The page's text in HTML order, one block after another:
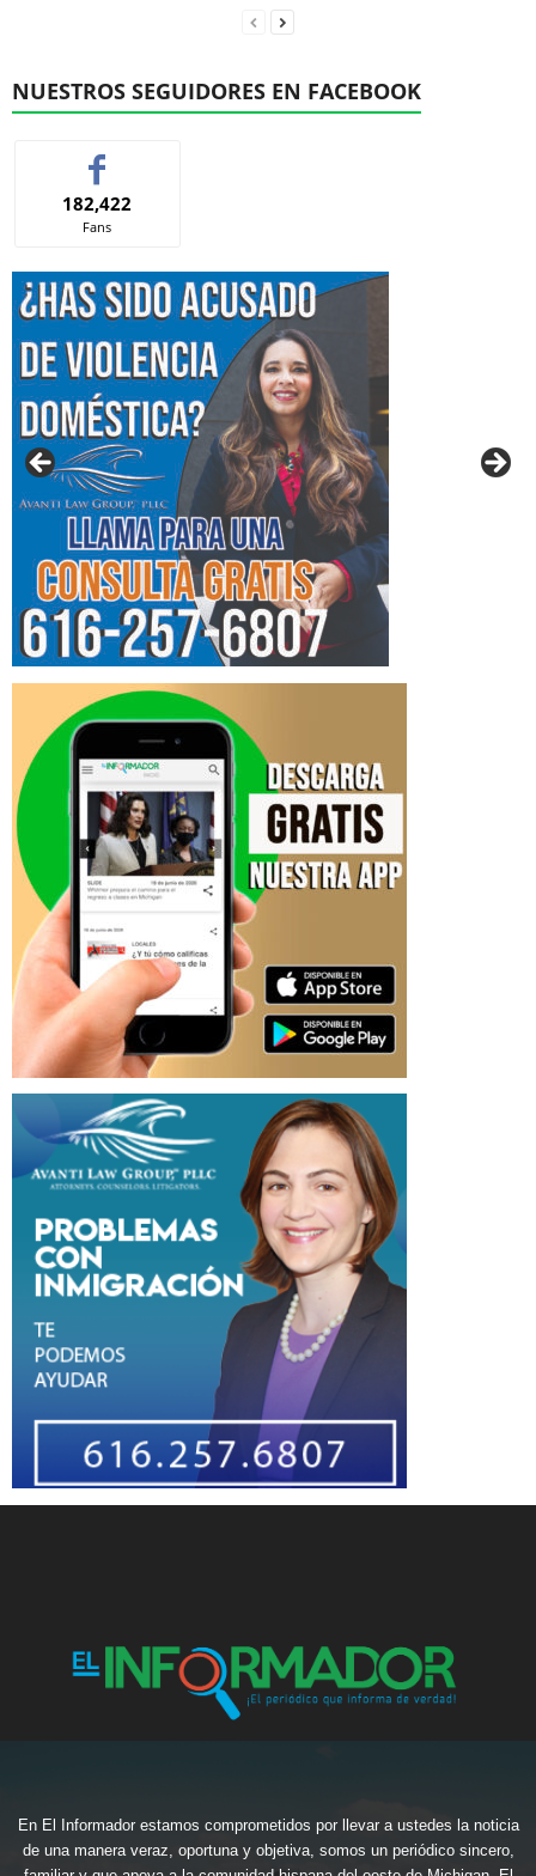
NUESTROS SEGUIDORES EN FACEBOOK
182,422
Fans
En El Informador estamos comprometidos por llevar a ustedes la noticia
de una manera veraz, oportuna y objetiva, somos un periódico sincero,